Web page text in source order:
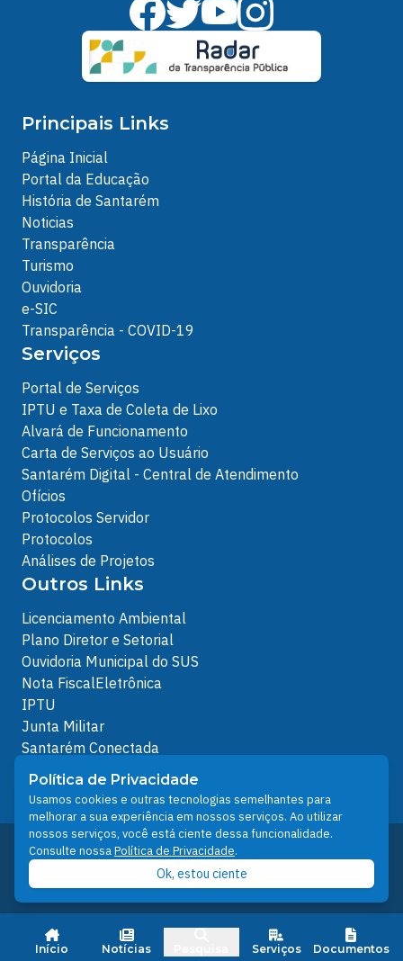
Início Notícias Serviços Documentos
Principais Links
Página Inicial
Portal da Educação
História de Santarém
Noticias
Transparência
Turismo
Ouvidoria
e-SIC
Transparência - COVID-19
Serviços
Portal de Serviços
IPTU e Taxa de Coleta de Lixo
Alvará de Funcionamento
Carta de Serviços ao Usuário
Santarém Digital - Central de Atendimento
Ofícios
Protocolos Servidor
Protocolos
Análises de Projetos
Outros Links
Licenciamento Ambiental
Plano Diretor e Setorial
Ouvidoria Municipal do SUS
Nota FiscalEletrônica
IPTU
Junta Militar
Santarém Conectada
Política de Privacidade
People illustrations by Storyset
Desenvolvido pelo Núcleo Técnico de Gestão de
Tecnologia da Informação - NTI
Prefeitura de Santarém © 2026
Política de Privacidade
Usamos cookies e outras tecnologias semelhantes para
melhorar a sua experiência em nossos serviços. Ao utilizar
nossos serviços, você está ciente dessa funcionalidade.
Consulte nossaPolítica de Privacidade.
Ok, estou ciente